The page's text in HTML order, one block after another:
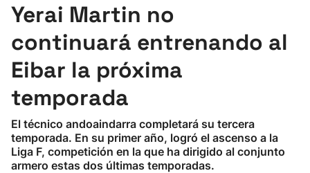
Pelota
Remo
Baloncesto
Ciclismo
Yerai Martin no
continuará entrenando al
Eibar la próxima
temporada
El técnico andoaindarra completará su tercera
temporada. En su primer año, logró el ascenso a la
Liga F, competición en la que ha dirigido al conjunto
armero estas dos últimas temporadas.